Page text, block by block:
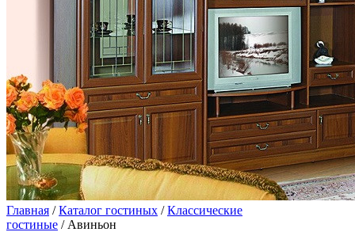
Главная /Каталог гостиных /Классические
гостиные / Авиньон